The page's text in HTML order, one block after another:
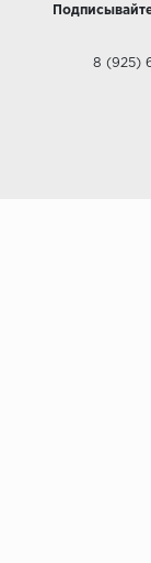
8 (925)